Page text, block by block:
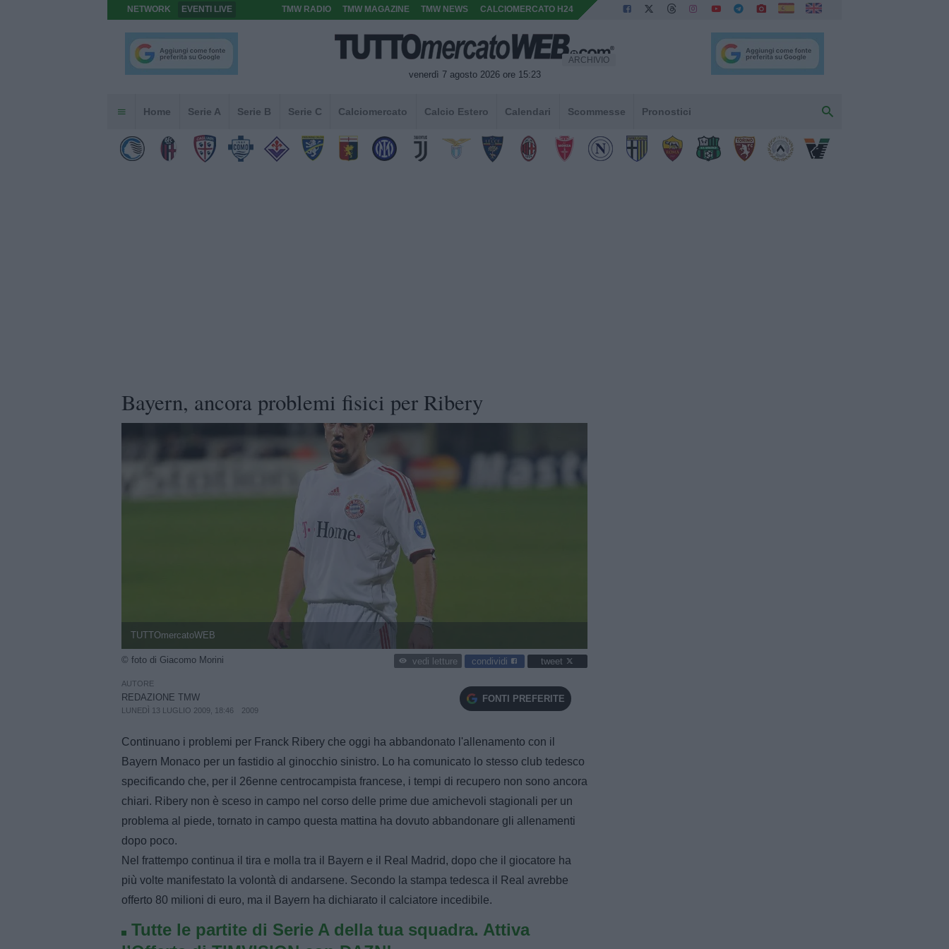
NETWORK EVENTI LIVE TMW RADIO TMW MAGAZINE TMW NEWS CALCIOMERCATO H24
venerdì 7 agosto 2026 ore 15:23
ARCHIVIO
Home Serie A Serie B Serie C Calciomercato Calcio Estero Calendari Scommesse Pronostici
Bayern, ancora problemi fisici per Ribery
TUTTOmercatoWEB
© foto di Giacomo Morini vedi letture condividi tweet
AUTORE
REDAZIONE TMW
LUNEDÌ 13 LUGLIO 2009, 18:46 2009
FONTI PREFERITE
Continuano i problemi per Franck Ribery che oggi ha abbandonato l'allenamento con il
Bayern Monaco per un fastidio al ginocchio sinistro. Lo ha comunicato lo stesso club tedesco
specificando che, per il 26enne centrocampista francese, i tempi di recupero non sono ancora
chiari. Ribery non è sceso in campo nel corso delle prime due amichevoli stagionali per un
problema al piede, tornato in campo questa mattina ha dovuto abbandonare gli allenamenti
dopo poco.
Nel frattempo continua il tira e molla tra il Bayern e il Real Madrid, dopo che il giocatore ha
più volte manifestato la volontà di andarsene. Secondo la stampa tedesca il Real avrebbe
offerto 80 milioni di euro, ma il Bayern ha dichiarato il calciatore incedibile.
Tutte le partite di Serie A della tua squadra. Attiva